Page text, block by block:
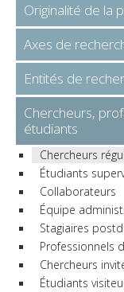
Originalité de la
Axes de
Entités de
Chercheurs,
étudiants
Chercheurs
Étudiants
Collaborateurs
Équipe
Stagiaires
Professionnels
Chercheurs
Étudiants